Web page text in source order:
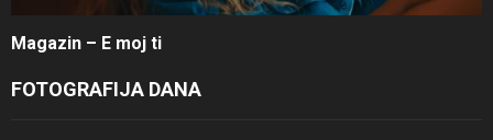
Magazin – E moj ti
FOTOGRAFIJA DANA